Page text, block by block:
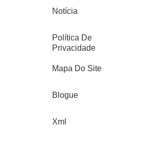
Notícia
Política De
Privacidade
Mapa Do Site
Blogue
Xml